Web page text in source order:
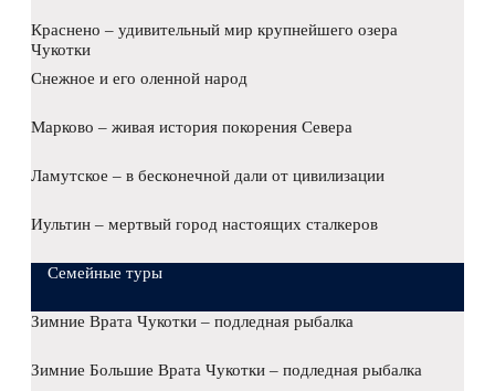
Краснено – удивительный мир крупнейшего озера
Чукотки
Снежное и его оленной народ
Марково – живая история покорения Севера
Ламутское – в бесконечной дали от цивилизации
Иультин – мертвый город настоящих сталкеров
Семейные туры
Зимние Врата Чукотки – подледная рыбалка
Зимние Большие Врата Чукотки – подледная рыбалка